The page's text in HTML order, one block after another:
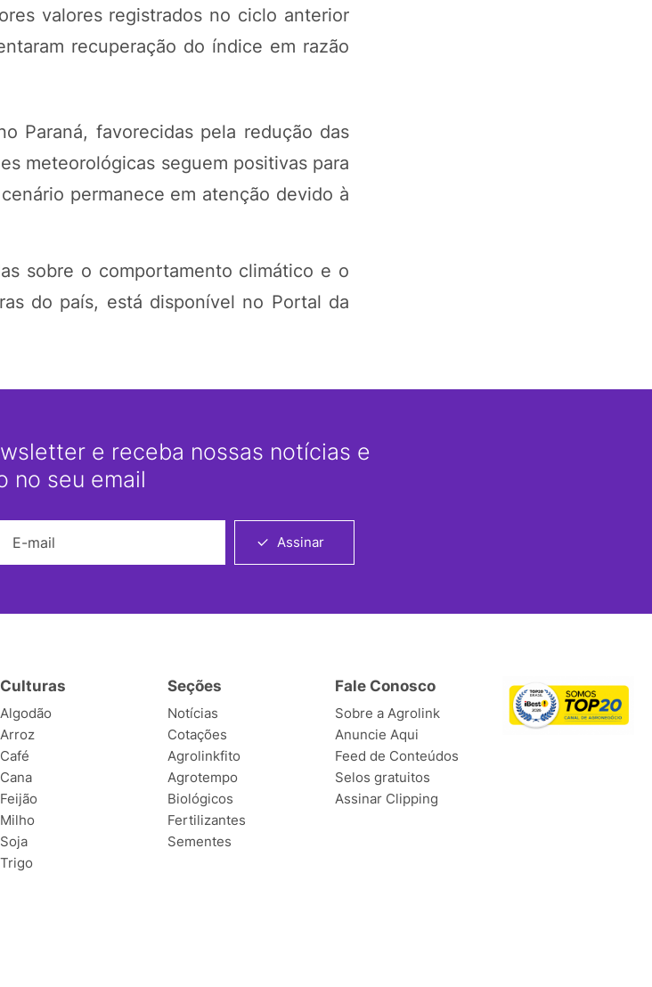
valores registrados no ciclo anterior
recuperação do índice em razão
Paraná, favorecidas pela redução das
meteorológicas seguem positivas para
permanece em atenção devido à
sobre o comportamento climático e o
do país, está disponível no Portal da
e receba nossas notícias e
no seu email
Assinar
Culturas
Algodão
Arroz
Café
Cana
Feijão
Milho
Soja
Trigo
Seções
Notícias
Cotações
Agrolinkfito
Agrotempo
Biológicos
Fertilizantes
Sementes
Fale Conosco
Sobre a Agrolink
Anuncie Aqui
Feed de Conteúdos
Selos gratuitos
Assinar Clipping